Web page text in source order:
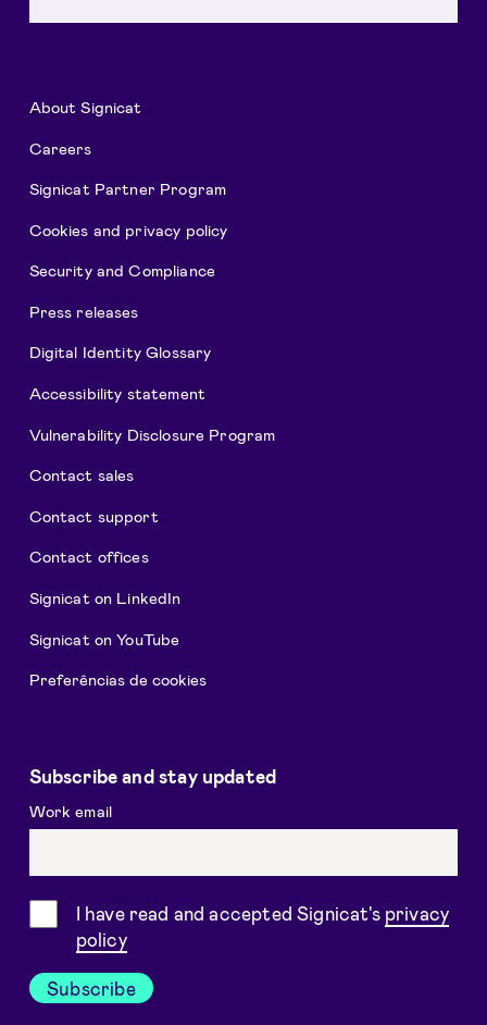
About Signicat
Careers
Signicat Partner Program
Cookies and privacy policy
Security and Compliance
Press releases
Digital Identity Glossary
Accessibility statement
Vulnerability Disclosure Program
Contact sales
Contact support
Contact offices
Signicat on LinkedIn
Signicat on YouTube
Preferências de cookies
Subscribe and stay updated
Work email
ConsentI have read and accepted Signicat's privacy
policy
Subscribe